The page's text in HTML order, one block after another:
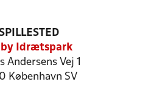
SPILLESTED
Idrætspark
Andersens Vej 1
København SV